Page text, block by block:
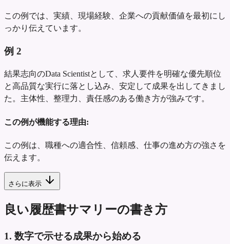
この例では、実績、現場経験、企業への貢献価値を最初にし
っかり伝えています。
例 2
結果志向のData Scientistとして、求人要件を明確な優先順位
と高品質な実行に落とし込み、安定して成果を出してきまし
た。主体性、整理力、責任感のある働き方が強みです。
この例が機能する理由:
この例は、職種への適合性、信頼感、仕事の進め方の強さを
伝えます。
さらに表示
良い履歴書サマリーの書き方
1. 数字で示せる成果から始める